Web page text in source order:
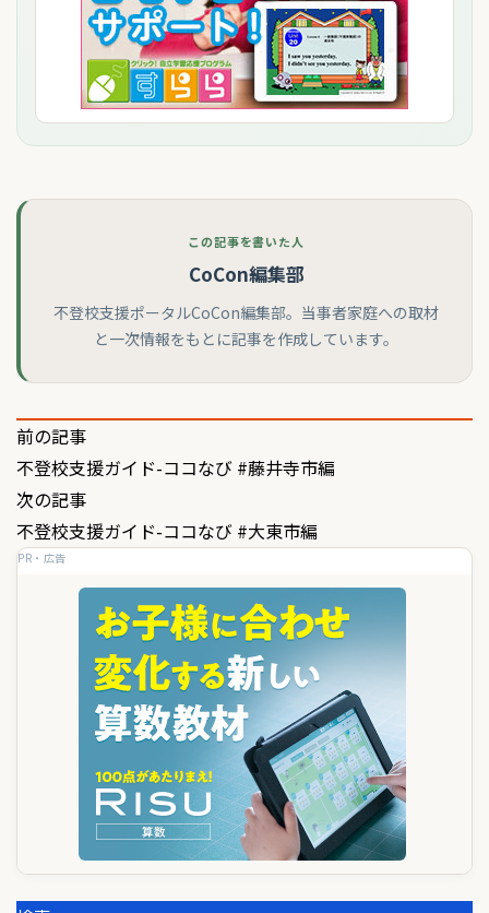
この記事を書いた人
CoCon編集部
不登校支援ポータルCoCon編集部。当事者家庭への取材
と一次情報をもとに記事を作成しています。
投
稿
ナ
ビ
前の記事
不登校支援ガイド-ココなび #藤井寺市編
次の記事
不登校支援ガイド-ココなび #大東市編
PR・広告